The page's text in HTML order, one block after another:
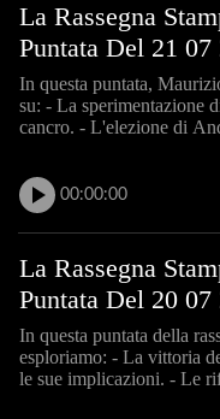
La Rassegna
Puntata Del 21 07
In questa puntata,
su: - La sperimentazione
cancro. - L'elezione di
00:00:00
La Rassegna
Puntata Del 20 07
In questa puntata della
esploriamo: - La vittoria
le sue implicazioni. - Le